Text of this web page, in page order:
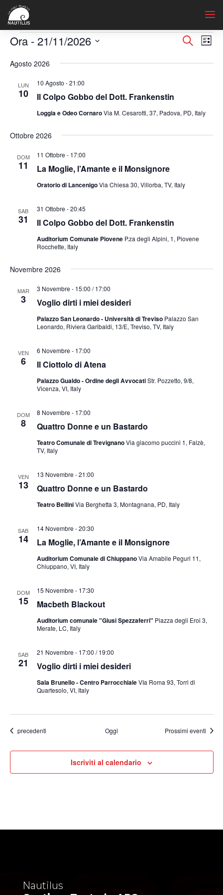
Eventi
Eventi
e
Cerca
Lista
Ora - 21/11/2026
la
data.
Agosto 2026
LUN
10 Il Colpo Gobbo del Dott. Frankenstin
10 Agosto - 21:00
Loggia e Odeo CornaroVia M. Cesarotti, 37, Padova, PD, Italy
Ottobre 2026
DOM
11 La Moglie, l’Amante e il Monsignore
11 Ottobre - 17:00
Oratorio di LancenigoVia Chiesa 30, Villorba, TV, Italy
SAB
31 Il Colpo Gobbo del Dott. Frankenstin
31 Ottobre - 20:45
Auditorium Comunale Piovene P.za degli Alpini, 1, Piovene
Rocchette, Italy
Novembre 2026
MAR
3 Voglio dirti i miei desideri
3 Novembre - 15:00 /17:00
Palazzo San Leonardo - Università di Treviso Palazzo San
Leonardo, Riviera Garibaldi, 13/E, Treviso, TV, Italy
VEN
6 Il Ciottolo di Atena
6 Novembre - 17:00
Palazzo Gualdo - Ordine degli AvvocatiStr. Pozzetto, 9/8,
Vicenza, VI, Italy
DOM
8 Quattro Donne e un Bastardo
8 Novembre - 17:00
Teatro Comunale di TrevignanoVia giacomo puccini 1, Falzè,
TV, Italy
VEN
13 Quattro Donne e un Bastardo
13 Novembre - 21:00
Teatro BelliniVia Berghetta 3, Montagnana, PD, Italy
SAB
14 La Moglie, l’Amante e il Monsignore
14 Novembre - 20:30
Auditorium Comunale di ChiuppanoVia Amabile Peguri 11,
Chiuppano, VI, Italy
DOM
15 Macbeth Blackout
15 Novembre - 17:30
Auditorium comunale "Giusi Spezzaferri" Piazza degli Eroi 3,
Merate, LC, Italy
SAB
21 Voglio dirti i miei desideri
21 Novembre - 17:00 /19:00
Sala Brunello - Centro ParrocchialeVIa Roma 93, Torri di
Quartesolo, VI, Italy
Eventi
precedenti Oggi Prossimi eventi
Iscriviti al calendario
Nautilus